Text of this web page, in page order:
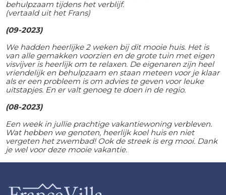
behulpzaam tijdens het verblijf.
(vertaald uit het Frans)
(09-2023)
We hadden heerlijke 2 weken bij dit mooie huis. Het is
van alle gemakken voorzien en de grote tuin met eigen
visvijver is heerlijk om te relaxen. De eigenaren zijn heel
vriendelijk en behulpzaam en staan meteen voor je klaar
als er een probleem is om advies te geven voor leuke
uitstapjes. En er valt genoeg te doen in de regio.
(08-2023)
Een week in jullie prachtige vakantiewoning verbleven.
Wat hebben we genoten, heerlijk koel huis en niet
vergeten het zwembad! Ook de streek is erg mooi. Dank
je wel voor deze mooie vakantie.